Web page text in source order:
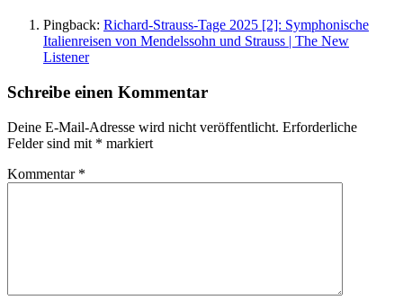
Pingback: Richard-Strauss-Tage 2025 [2]: Symphonische
Italienreisen von Mendelssohn und Strauss | The New
Listener
Schreibe einen Kommentar
Deine E-Mail-Adresse wird nicht veröffentlicht. Erforderliche
Felder sind mit * markiert
Kommentar *